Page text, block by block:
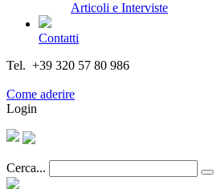
Articoli e Interviste
Contatti
Tel. +39 320 57 80 986
Come aderire
Login
Cerca...